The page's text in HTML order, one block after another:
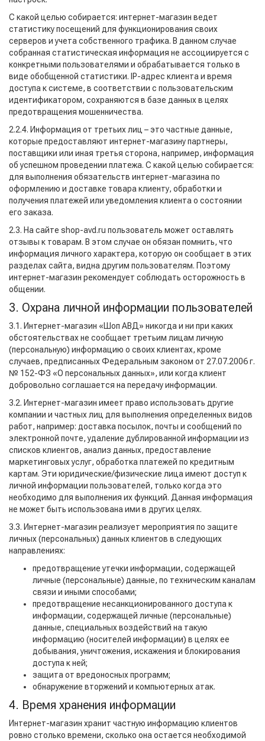
С какой целью собирается: интернет-магазин ведет
статистику посещений для функционирования своих
серверов и учета собственного трафика. В данном случае
собранная статистическая информация не ассоциируется с
конкретными пользователями и обрабатывается только в
виде обобщенной статистики. IP-адрес клиента и время
доступа к системе, в соответствии с пользовательским
идентификатором, сохраняются в базе данных в целях
предотвращения мошенничества.
2.2.4. Информация от третьих лиц – это частные данные,
которые предоставляют интернет-магазину партнеры,
поставщики или иная третья сторона, например, информация
об успешном проведении платежа. С какой целью собирается:
для выполнения обязательств интернет-магазина по
оформлению и доставке товара клиенту, обработки и
получения платежей или уведомления клиента о состоянии
его заказа.
2.3. На сайте shop-avd.ru пользователь может оставлять
отзывы к товарам. В этом случае он обязан помнить, что
информация личного характера, которую он сообщает в этих
разделах сайта, видна другим пользователям. Поэтому
интернет-магазин рекомендует соблюдать осторожность в
общении.
3. Охрана личной информации пользователей
3.1. Интернет-магазин «Шоп АВД» никогда и ни при каких
обстоятельствах не сообщает третьим лицам личную
(персональную) информацию о своих клиентах, кроме
случаев, предписанных Федеральным законом от 27.07.2006 г.
№ 152-ФЗ «О персональных данных», или когда клиент
добровольно соглашается на передачу информации.
3.2. Интернет-магазин имеет право использовать другие
компании и частных лиц для выполнения определенных видов
работ, например: доставка посылок, почты и сообщений по
электронной почте, удаление дублированной информации из
списков клиентов, анализ данных, предоставление
маркетинговых услуг, обработка платежей по кредитным
картам. Эти юридические/физические лица имеют доступ к
личной информации пользователей, только когда это
необходимо для выполнения их функций. Данная информация
не может быть использована ими в других целях.
3.3. Интернет-магазин реализует мероприятия по защите
личных (персональных) данных клиентов в следующих
направлениях:
предотвращение утечки информации, содержащей
личные (персональные) данные, по техническим каналам
связи и иными способами;
предотвращение несанкционированного доступа к
информации, содержащей личные (персональные)
данные, специальных воздействий на такую
информацию (носителей информации) в целях ее
добывания, уничтожения, искажения и блокирования
доступа к ней;
защита от вредоносных программ;
обнаружение вторжений и компьютерных атак.
4. Время хранения информации
Интернет-магазин хранит частную информацию клиентов
ровно столько времени, сколько она остается необходимой